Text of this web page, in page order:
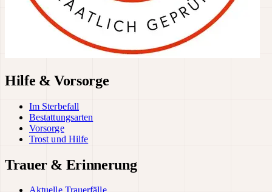
Hilfe & Vorsorge
Im Sterbefall
Bestattungsarten
Vorsorge
Trost und Hilfe
Trauer & Erinnerung